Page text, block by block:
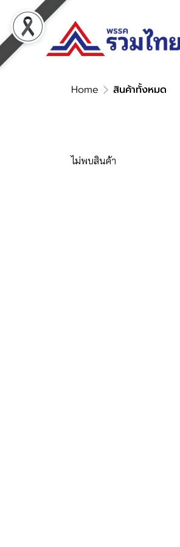
Home สินค้าทั้งหมด
ไม่พบสินค้า